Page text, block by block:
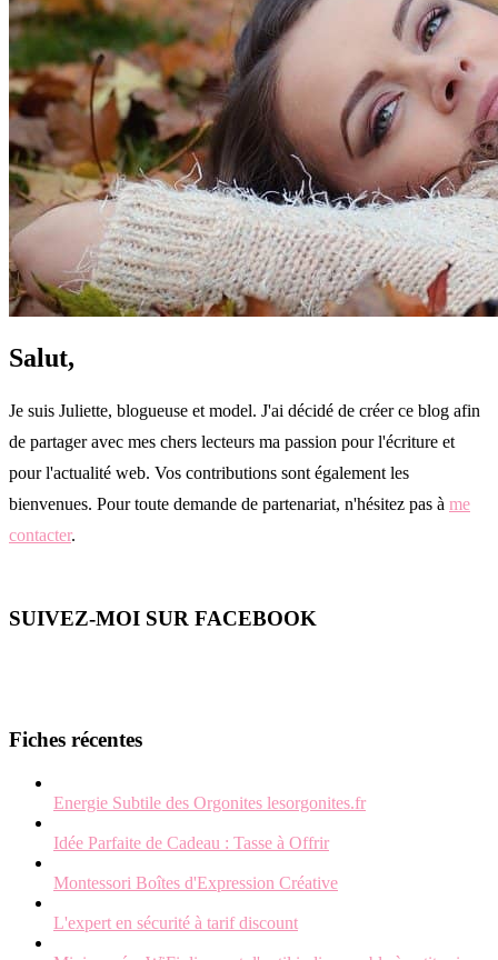
Salut,
Je suis Juliette, blogueuse et model. J'ai décidé de créer ce blog afin
de partager avec mes chers lecteurs ma passion pour l'écriture et
pour l'actualité web. Vos contributions sont également les
bienvenues. Pour toute demande de partenariat, n'hésitez pas à me
contacter.
SUIVEZ-MOI SUR FACEBOOK
Fiches récentes
Energie Subtile des Orgonites lesorgonites.fr
Idée Parfaite de Cadeau : Tasse à Offrir
Montessori Boîtes d'Expression Créative
L'expert en sécurité à tarif discount